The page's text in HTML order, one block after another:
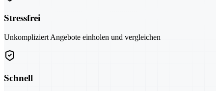
Stressfrei
Unkompliziert Angebote einholen und vergleichen
Schnell